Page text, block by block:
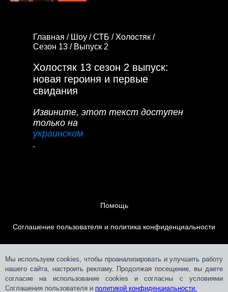
Мы используем cookies, чтобы проанализировать и улучшить работу
нашего сайта, настроить рекламу. Продолжая посещение, вы даете
согласие на использование cookies и согласны с условиями
Соглашения пользователя и политикой конфиденциальности.
Главная / Шоу /СТБ / Холостяк /
Сезон 13 / Выпуск 2
Холостяк 13 сезон 2 выпуск:
новая героиня и первые
свидания
Извините, этот текст доступен
только на
украинском
.
Помощь
Соглашение пользователя и политика конфиденциальности
Размещение рекламы